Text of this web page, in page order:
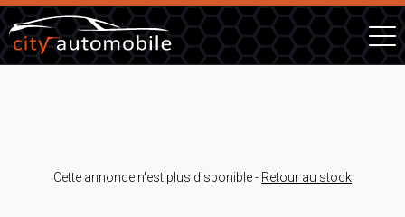
Cette annonce n'est plus disponible - Retour au stock